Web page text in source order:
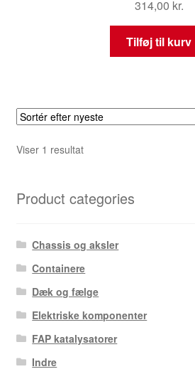
314,00 kr.
Tilføj til kurv
Viser 1 resultat
Product categories
Chassis og aksler
Containere
Dæk og fælge
Elektriske komponenter
FAP katalysatorer
Indre